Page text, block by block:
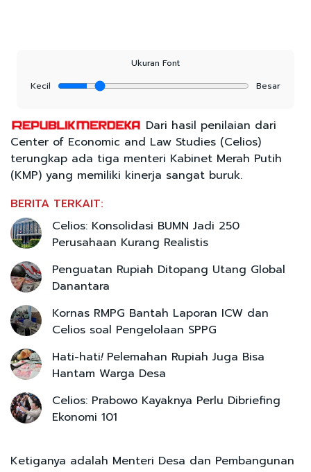
Ukuran Font
Kecil
Besar
Dari hasil penilaian dari
Center of Economic and Law Studies (Celios)
terungkap ada tiga menteri Kabinet Merah Putih
(KMP) yang memiliki kinerja sangat buruk.
BERITA TERKAIT:
Celios: Konsolidasi BUMN Jadi 250
Perusahaan Kurang Realistis
Penguatan Rupiah Ditopang Utang Global
Danantara
Kornas RMPG Bantah Laporan ICW dan
Celios soal Pengelolaan SPPG
Hati-hati!Pelemahan Rupiah Juga Bisa
Hantam Warga Desa
Celios: Prabowo Kayaknya Perlu Dibriefing
Ekonomi 101
Ketiganya adalah Menteri Desa dan Pembangunan